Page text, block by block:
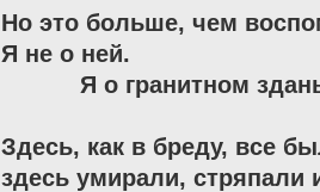
Но это больше, чем
Я не о ней.
Я о гранитном
Здесь, как в бреду, все
здесь умирали, стряпали